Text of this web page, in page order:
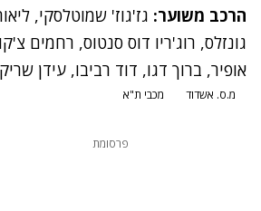
הרכב משוער: גז'גוז' שמוטלסקי,
גונזלס, רוג'ריו דוס סנטוס, רחמים
אופיר, ברוך דגו, דוד רביבו, עידן
מ.ס. אשדוד מכבי ת"א
פרסומת